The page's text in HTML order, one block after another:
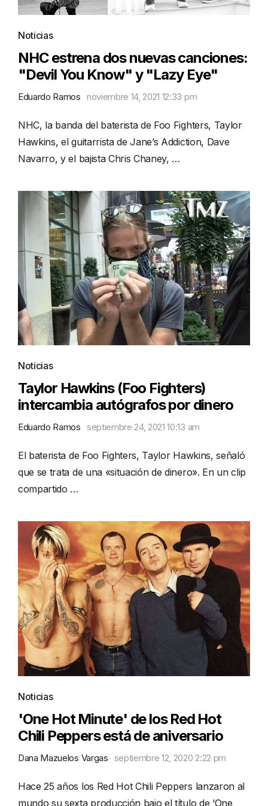
Noticias
NHC estrena dos nuevas canciones:
"Devil You Know" y "Lazy Eye"
Eduardo Ramos noviembre 14, 2021 12:33 pm
NHC, la banda del baterista de Foo Fighters, Taylor
Hawkins, el guitarrista de Jane’s Addiction, Dave
Navarro, y el bajista Chris Chaney, …
Noticias
Taylor Hawkins (Foo Fighters)
intercambia autógrafos por dinero
Eduardo Ramos septiembre 24, 2021 10:13 am
El baterista de Foo Fighters, Taylor Hawkins, señaló
que se trata de una «situación de dinero». En un clip
compartido …
Noticias
'One Hot Minute' de los Red Hot
Chili Peppers está de aniversario
Dana Mazuelos Vargas septiembre 12, 2020 2:22 pm
Hace 25 años los Red Hot Chili Peppers lanzaron al
mundo su sexta producción bajo el título de ‘One